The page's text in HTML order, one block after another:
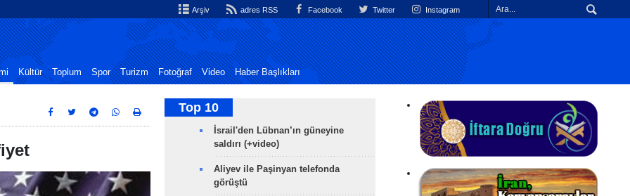
Arşiv adres RSS Facebook Twitter Instagram
Kültür Toplum Spor Turizm Fotoğraf Video Haber Başlıkları
Top 10
İsrail'den Lübnan’ın güneyine
saldırı (+video)
Aliyev ile Paşinyan telefonda
görüştü